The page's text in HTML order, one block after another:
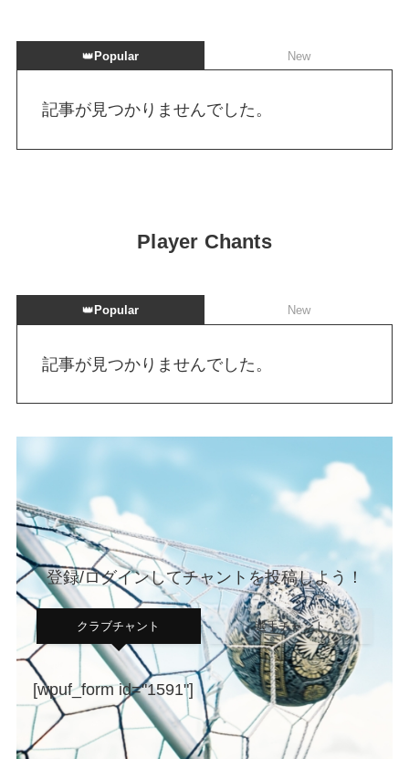
👑Popular New
記事が見つかりませんでした。
Player Chants
👑 Popular New
記事が見つかりませんでした。
登録/ログインしてチャントを投稿しよう！
クラブチャント 選手チャント
[wpuf_form id="1591"]